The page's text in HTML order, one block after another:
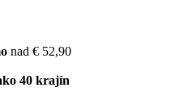
nad € 52,90
40 krajín